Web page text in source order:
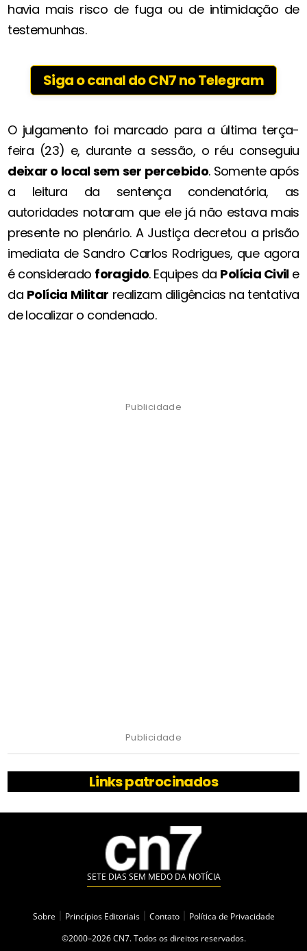
havia mais risco de fuga ou de intimidação de
testemunhas.
Siga o canal do CN7 no Telegram
O julgamento foi marcado para a última terça-
feira (23) e, durante a sessão, o réu conseguiu
deixar o local sem ser percebido. Somente após
a leitura da sentença condenatória, as
autoridades notaram que ele já não estava mais
presente no plenário. A Justiça decretou a prisão
imediata de Sandro Carlos Rodrigues, que agora
é considerado foragido. Equipes da Polícia Civile
da Polícia Militar realizam diligências na tentativa
de localizar o condenado.
Publicidade
Publicidade
Links patrocinados
SETE DIAS SEM MEDO DA NOTÍCIA
Sobre Princípios Editoriais Contato
Política de Privacidade
©2000–2026 CN7. Todos os direitos reservados.